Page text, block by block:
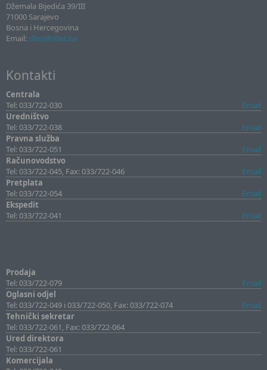
Džemala Bijedića 39/III
71000 Sarajevo
Bosna i Hercegovina
Email: sllist@sllist.ba
Kontakti
Centrala
Tel: 033/722-030
Email
Uredništvo
Tel: 033/722-038
Email
Pravna služba
Tel: 033/722-051
Email
Računovodstvo
Tel: 033/722-045, Fax: 033/722-046
Email
Pretplata
Tel: 033/722-054
Email
Ekspedit
Tel: 033/722-041
Email
Prodaja
Tel: 033/722-079
Email
Oglasni odjel
Tel: 033/722-049 i 033/722-050, Fax: 033/722-074
Email
Tehnički sekretar
Tel: 033/722-061, Fax: 033/722-064
Ured direktora
Tel: 033/722-061
Komercijala